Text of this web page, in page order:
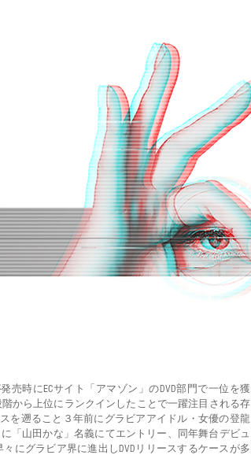
売時にECサイト「アマゾン」のDVD部門で一位を獲
から上位にランクインしたことで一躍注目される存
を遡ること３年前にグラビアアイドル・女優の登龍
「山田かな」名義にてエントリー、同年舞台デビュ
にグラビア界に進出しDVDリリースするケースが多